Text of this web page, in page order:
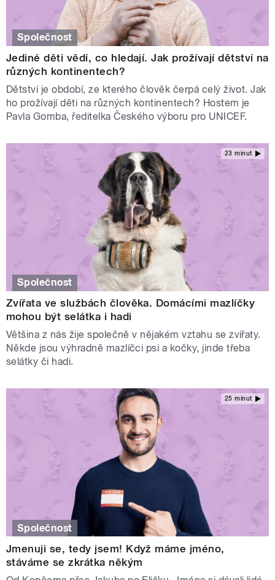
Společnost
Jediné děti vědí, co hledají. Jak prožívají dětství na
různých kontinentech?
Dětství je období, ze kterého člověk čerpá celý život. Jak
ho prožívají děti na různých kontinentech? Hostem je
Pavla Gomba, ředitelka Českého výboru pro UNICEF.
23 minut
Společnost
Zvířata ve službách člověka. Domácími mazlíčky
mohou být selátka i hadi
Většina z nás žije společně v nějakém vztahu se zvířaty.
Někde jsou výhradně mazlíčci psi a kočky, jinde třeba
selátky či hadi.
25 minut
Společnost
Jmenuji se, tedy jsem! Když máme jméno,
stáváme se zkrátka někým